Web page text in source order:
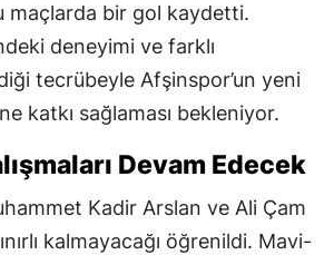
maçlarda bir gol kaydetti.
deneyimi ve farklı
tecrübeyle Afşinspor’un yeni
katkı sağlaması bekleniyor.
Devam Edecek
Kadir Arslan ve Ali Çam
kalmayacağı öğrenildi. Mavi-